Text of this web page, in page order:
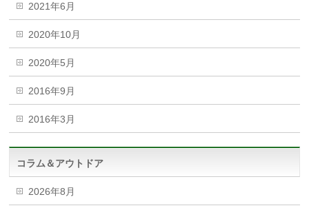
2021年6月
2020年10月
2020年5月
2016年9月
2016年3月
コラム＆アウトドア
2026年8月